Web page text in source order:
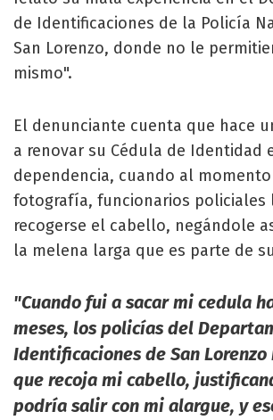
de Identificaciones de la Policía
San Lorenzo, donde no le
mismo".
El denunciante cuenta que hace
a renovar su Cédula de Identidad
dependencia, cuando al
fotografía, funcionarios policiales
recogerse el cabello, negándole
la melena larga que es parte de
"Cuando fui a sacar mi cedula
meses, los policías del
Identificaciones de San
que recoja mi cabello,
podría salir con mi alargue, y